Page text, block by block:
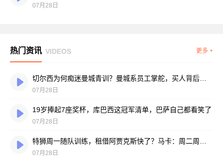
07月28日
热门资讯 VIDEOS 更多 +
07月28日
19岁捧起7座奖杯，库巴西这冠军清单，巴萨自己都看笑了
07月28日
07月28日